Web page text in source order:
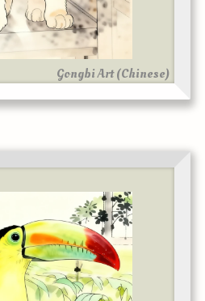
Gongbi Art (Chinese)